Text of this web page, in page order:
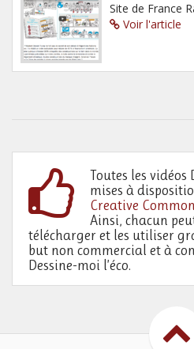
Site de France
Voir l'article
Toutes les vidéos
mises à
Creative
Ainsi, chacun
télécharger et les utiliser
but non commercial et à
Dessine-moi l’éco.